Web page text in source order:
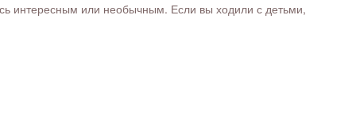
интересным или необычным. Если вы ходили с детьми,